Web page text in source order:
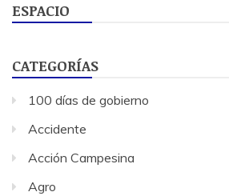
ESPACIO
CATEGORÍAS
100 días de gobierno
Accidente
Acción Campesina
Agro